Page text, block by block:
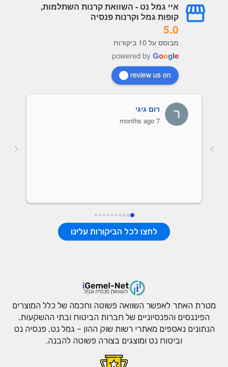
איי גמל נט - השוואת קרנות השתלמות,
קופות גמל וקרנות פנסיה
5.0
מבוסס על 10 ביקורות
powered by Google
review us on
רום גיגי
7 months ago
לחצו לכל הביקורות עלינו
מטרת האתר לאפשר השוואה פשוטה וחכמה של כלל המוצרים
הפיננסים והפנסיוניים של חברות הביטוח ובתי ההשקעות.
הנתונים נאספים מאתרי רשות שוק ההון – גמל נט, פנסיה נט
וביטוח נט ומוצגים בצורה פשוטה להבנה.